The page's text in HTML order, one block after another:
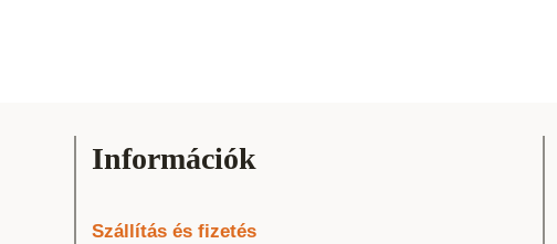
Információk
Szállítás és fizetés